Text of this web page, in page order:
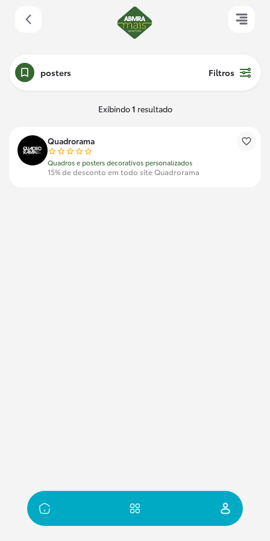
posters Filtros
Exibindo1 resultado
Quadrorama
Quadros e posters decorativos personalizados
15% de desconto em todo site Quadrorama